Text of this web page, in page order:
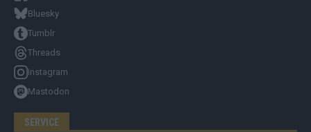
Bluesky
Tumblr
Threads
Instagram
Mastodon
SERVICE